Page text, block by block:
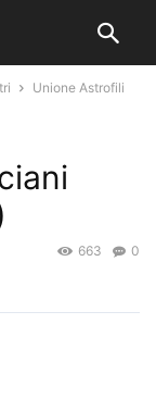
Unione Astrofili
0
663